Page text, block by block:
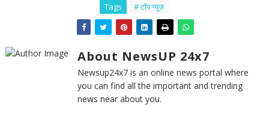
Tags # टॉप न्यूज़
About NewsUP 24x7
Newsup24x7 is an online news portal where
you can find all the important and trending
news near about you.